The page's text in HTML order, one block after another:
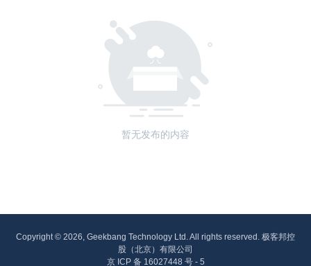
暂无发布的内容
Copyright © 2026, Geekbang Technology Ltd. All rights reserved. 极客邦控
股（北京）有限公司
京 ICP 备 16027448 号 - 5